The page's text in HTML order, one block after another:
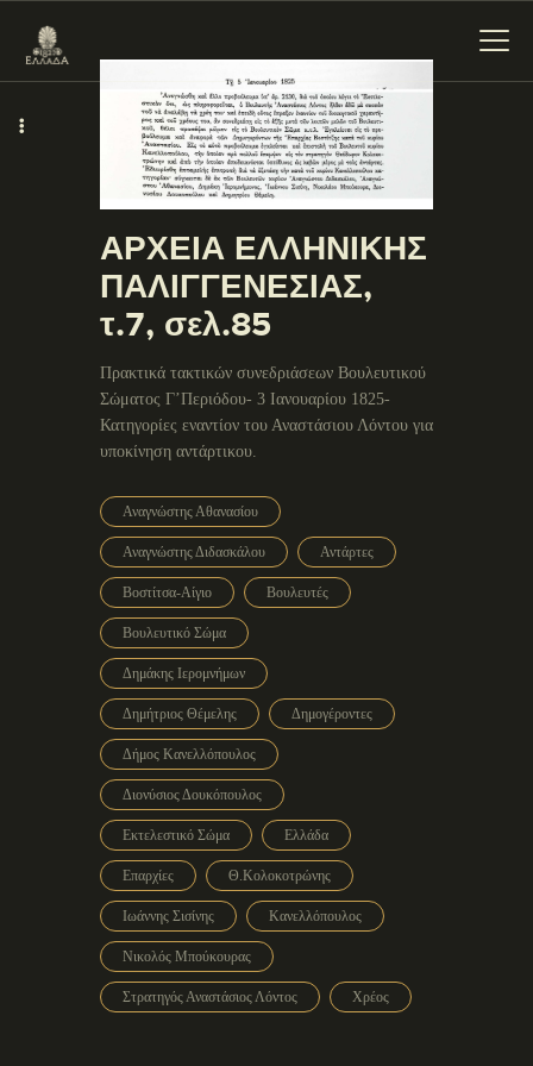
ΕΝΌΤΗΤΕΣ
ΕΥΡΩΣΤΊΝΗ
ΑΡΧΕΙΑ ΕΛΛΗΝΙΚΗΣ
ΠΑΛΙΓΓΕΝΕΣΙΑΣ,
τ.7, σελ.85
Πρακτικά τακτικών συνεδριάσεων Βουλευτικού
Σώματος Γ’Περιόδου- 3 Ιανουαρίου 1825-
Κατηγορίες εναντίον του Αναστάσιου Λόντου για
υποκίνηση αντάρτικου.
Αναγνώστης Αθανασίου
Αναγνώστης Διδασκάλου Αντάρτες
Βοστίτσα-Αίγιο Βουλευτές
Βουλευτικό Σώμα
Δημάκης Ιερομνήμων
Δημήτριος Θέμελης Δημογέροντες
Δήμος Κανελλόπουλος
Διονύσιος Δουκόπουλος
Εκτελεστικό Σώμα Ελλάδα
Επαρχίες Θ.Κολοκοτρώνης
Ιωάννης Σισίνης Κανελλόπουλος
Νικολός Μπούκουρας
Στρατηγός Αναστάσιος Λόντος Χρέος